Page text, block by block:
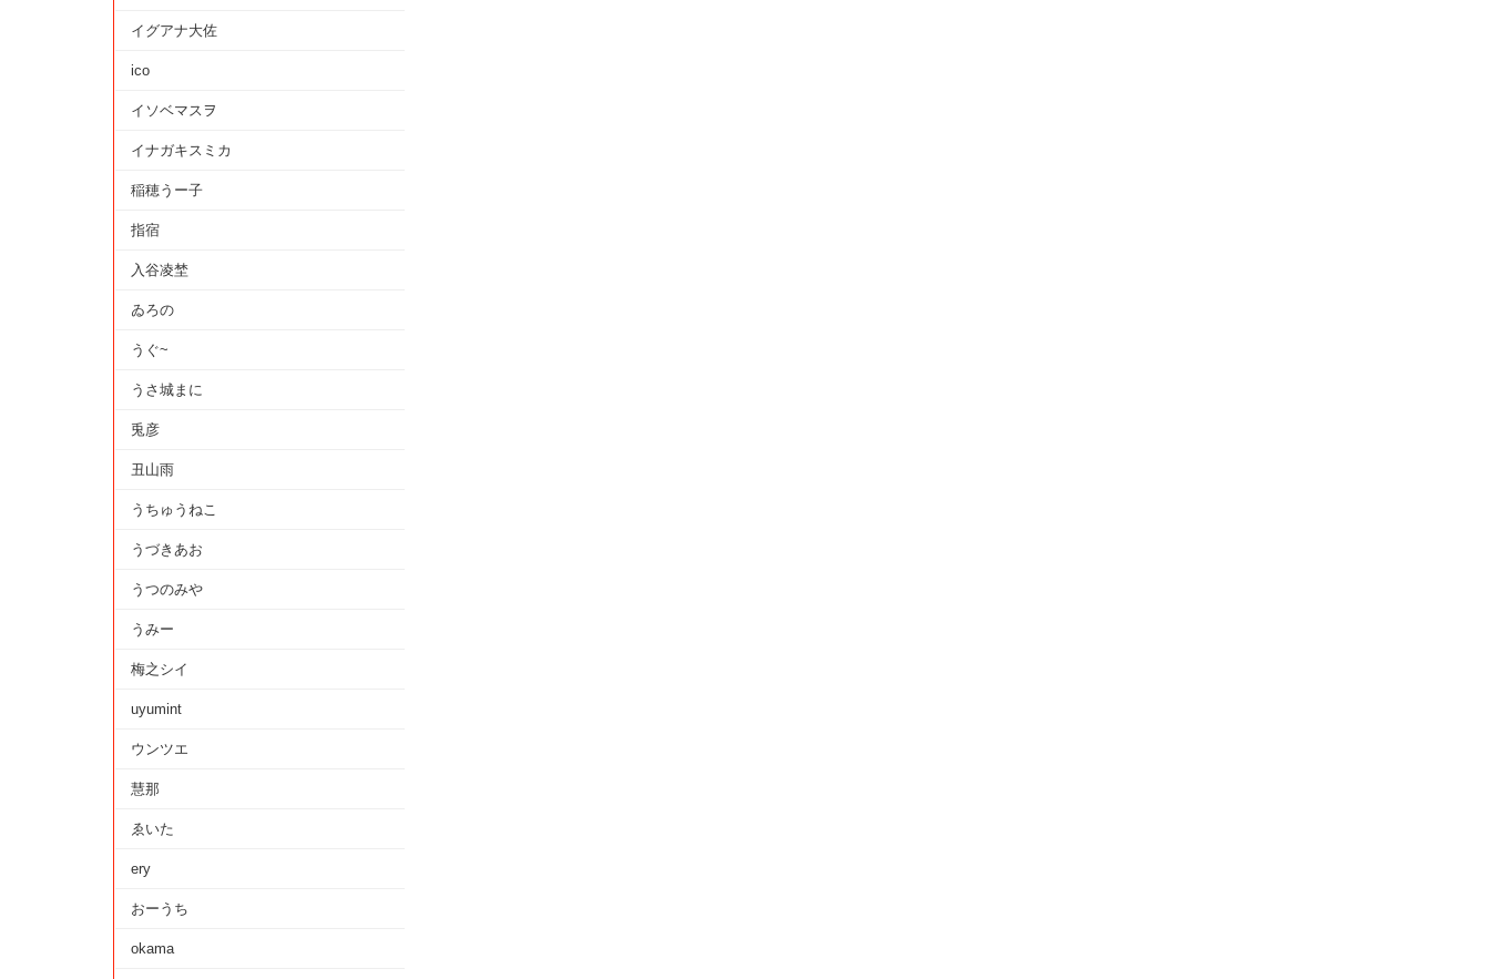
イグアナ大佐
ico
イソベマスヲ
イナガキスミカ
稲穂うー子
指宿
入谷凌埜
ゐろの
うぐ~
うさ城まに
兎彦
丑山雨
うちゅうねこ
うづきあお
うつのみや
うみー
梅之シイ
uyumint
ウンツエ
慧那
ゑいた
ery
おーうち
okama